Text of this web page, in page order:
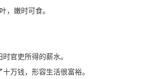
，嫩时可食。
官吏所得的薪水。
万钱，形容生活很富裕。